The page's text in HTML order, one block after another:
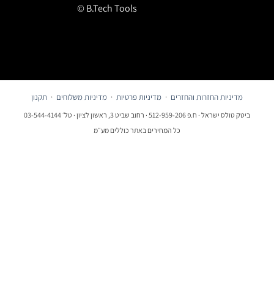
© B.Tech Tools
מדיניות החזרות והחזרים ·מדיניות פרטיות·מדיניות משלוחים·תקנון
ביטק טולס ישראל · ח.פ 512-959-206 · רחוב שביט 3, ראשון לציון · טל׳ 03-544-4144
כל המחירים באתר כוללים מע״מ